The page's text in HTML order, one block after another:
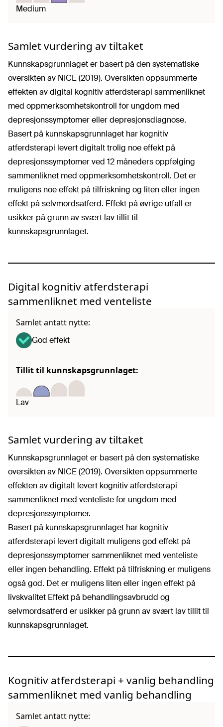
Medium
Samlet vurdering av tiltaket
Kunnskapsgrunnlaget er basert på den systematiske
oversikten av NICE (2019). Oversikten oppsummerte
effekten av digital kognitiv atferdsterapi sammenliknet
med oppmerksomhetskontroll for ungdom med
depresjonssymptomer eller depresjonsdiagnose.
Basert på kunnskapsgrunnlaget har kognitiv
atferdsterapi levert digitalt trolig noe effekt på
depresjonssymptomer ved 12 måneders oppfølging
sammenliknet med oppmerksomhetskontroll. Det er
muligens noe effekt på tilfriskning og liten eller ingen
effekt på selvmordsatferd. Effekt på øvrige utfall er
usikker på grunn av svært lav tillit til
kunnskapsgrunnlaget.
Digital kognitiv atferdsterapi
sammenliknet med venteliste
Samlet antatt nytte:
God effekt
Tillit til kunnskapsgrunnlaget:
Lav
Samlet vurdering av tiltaket
Kunnskapsgrunnlaget er basert på den systematiske
oversikten av NICE (2019). Oversikten oppsummerte
effekten av digitalt levert kognitiv atferdsterapi
sammenliknet med venteliste for ungdom med
depresjonssymptomer.
Basert på kunnskapsgrunnlaget har kognitiv
atferdsterapi levert digitalt muligens god effekt på
depresjonssymptomer sammenliknet med venteliste
eller ingen behandling. Effekt på tilfriskning er muligens
også god. Det er muligens liten eller ingen effekt på
livskvalitet Effekt på behandlingsavbrudd og
selvmordsatferd er usikker på grunn av svært lav tillit til
kunnskapsgrunnlaget.
Kognitiv atferdsterapi + vanlig behandling
sammenliknet med vanlig behandling
Samlet antatt nytte: